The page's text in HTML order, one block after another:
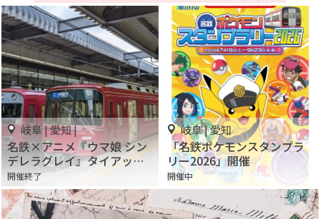
岐阜 | 愛知 |
名鉄×アニメ『ウマ娘 シン
デレラグレイ』タイアップ
企画「東海プロジェクト」
開催
開催終了
岐阜 | 愛知
「名鉄ポケモンスタンプラ
リー2026」開催
開催中